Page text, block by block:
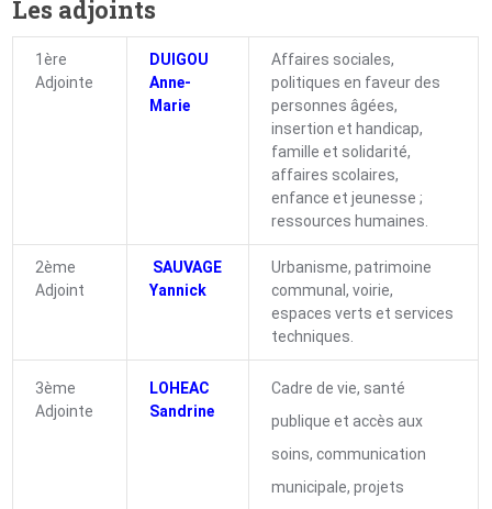
Les adjoints
1ère
Adjointe
DUIGOU
Anne-
Marie
Affaires sociales,
politiques en faveur des
personnes âgées,
insertion et handicap,
famille et solidarité,
affaires scolaires,
enfance et jeunesse ;
ressources humaines.
2ème
Adjoint
SAUVAGE
Yannick
Urbanisme, patrimoine
communal, voirie,
espaces verts et services
techniques.
3ème
Adjointe
LOHEAC
Sandrine
Cadre de vie, santé
publique et accès aux
soins, communication
municipale, projets